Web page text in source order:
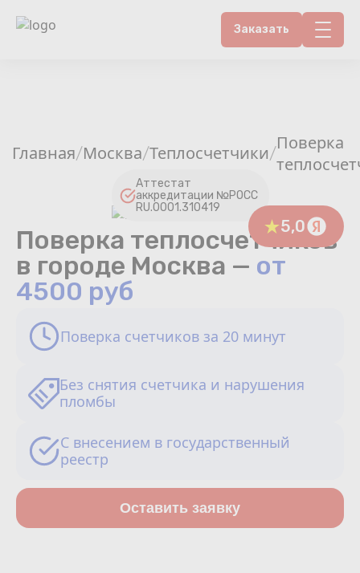
Заказать
Теплосчетчики
Услуги лаборатории
Районы
Аршин
Вопрос-ответ
Юридические лица
Полезное
О нас
Бонусы
Главная/Москва/Теплосчетчики/Поверка
Аттестат
аккредитации №РОСС
RU.0001.310419
5,0
Поверка теплосчетчиков
в городе Москва — от
4500 руб
Поверка счетчиков за 20 минут
Без снятия счетчика и нарушения
пломбы
С внесением в государственный
реестр
Оставить заявку